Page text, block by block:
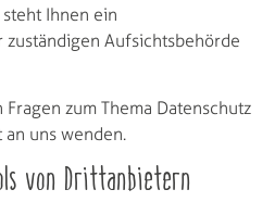
Ihnen ein
Aufsichtsbehörde
zum Thema Datenschutz
uns wenden.
von Dritt­anbietern